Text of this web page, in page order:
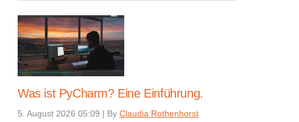
Was ist PyCharm? Eine Einführung.
5. August 2026 05:09 | By Claudia Rothenhorst